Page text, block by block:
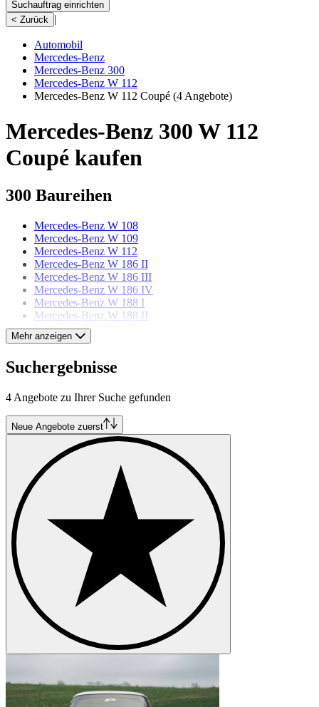
Suchauftrag einrichten
< Zurück |
Automobil
Mercedes-Benz
Mercedes-Benz 300
Mercedes-Benz W 112
Mercedes-Benz W 112 Coupé (4 Angebote)
Mercedes-Benz 300 W 112
Coupé kaufen
300 Baureihen
Mercedes-Benz W 108
Mercedes-Benz W 109
Mercedes-Benz W 112
Mercedes-Benz W 186 II
Mercedes-Benz W 186 III
Mercedes-Benz W 186 IV
Mercedes-Benz W 188 I
Mercedes-Benz W 188 II
Mercedes-Benz W 189
Mercedes-Benz Modelle
Mercedes-Benz 170
Mercedes-Benz 190er
Mercedes-Benz 220
Mercedes-Benz 250
Mercedes-Benz 280
Mercedes-Benz E-Klasse
Mercedes-Benz G-Klasse
Mercedes-Benz Ponton
Mercedes-Benz S-Klasse
Mercedes-Benz SL-Klasse
Mercedes-Benz SLK
Mehr anzeigen
Suchergebnisse
4 Angebote zu Ihrer Suche gefunden
Neue Angebote zuerst